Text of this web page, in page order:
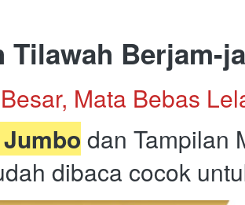
Tilawah Berjam-
Mata Bebas
dan Tampilan
dibaca cocok